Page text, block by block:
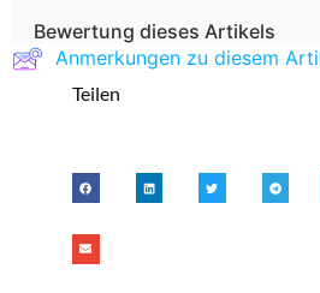
Bewertung dieses Artikels
Anmerkungen zu diesem
Teilen